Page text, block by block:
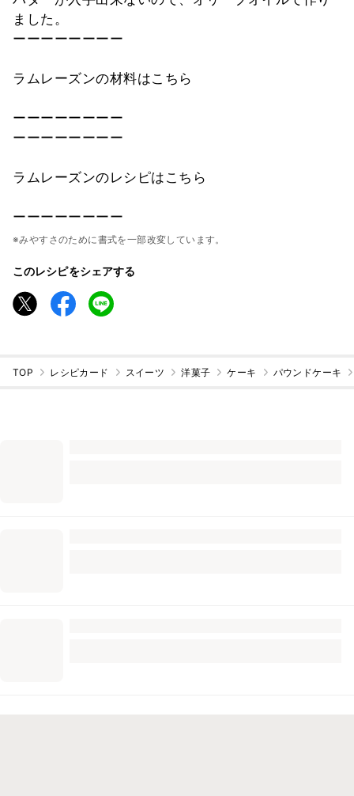
ました。
ーーーーーーーー
ラムレーズンの材料はこちら
ーーーーーーーー
ーーーーーーーー
ラムレーズンのレシピはこちら
ーーーーーーーー
※みやすさのために書式を一部改変しています。
このレシピをシェアする
TOP レシピカード スイーツ 洋菓子 ケーキ パウンドケーキ